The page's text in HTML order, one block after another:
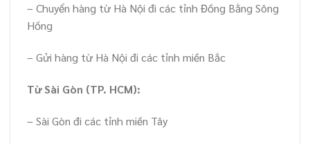
– Chuyển hàng từ Hà Nội đi các tỉnh Đồng Bằng Sông
Hồng
– Gửi hàng từ Hà Nội đi các tỉnh miền Bắc
Từ Sài Gòn (TP. HCM):
– Sài Gòn đi các tỉnh miền Tây